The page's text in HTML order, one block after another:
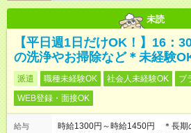
未読
【平日週1日だけOK！】16：
の洗浄やお掃除など＊未経験
派遣 職種未経験OK 社会人未経験OK
ブ
WEB登録・面接OK
給与
時給1300円～時給1450円 ＊長期